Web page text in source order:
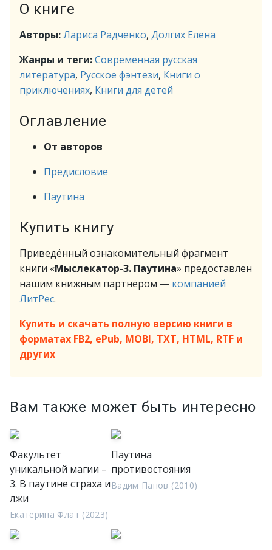
О книге
Авторы:Лариса Радченко, Долгих Елена
Жанры и теги:Современная русская
литература, Русское фэнтези, Книги о
приключениях, Книги для детей
Оглавление
От авторов
Предисловие
Паутина
Купить книгу
Приведённый ознакомительный фрагмент
книги «Мыслекатор-3. Паутина» предоставлен
нашим книжным партнёром — компанией
ЛитРес.
Купить и скачать полную версию книги в
форматах FB2, ePub, MOBI, TXT, HTML, RTF и
других
Вам также может быть интересно
Факультет
уникальной магии –
3. В паутине страха и
лжи
Екатерина Флат (2023)
Паутина
противостояния
Вадим Панов (2010)